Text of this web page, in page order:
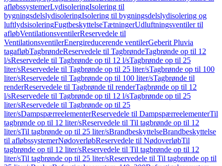
afløbssystemerLydisoleringIsolering til
bygningsdelslydisoleringIsolering til bygningsdelslydisolering og
luftlydsisoleringFugtbeskyttelseTætningerUdluftningsventiler til
afløbVentilationsventilerReservedele til
VentilationsventilerEnergireducerende ventilerGeberit Pluvia
tagafløbTagbrøndeReservedele til TagbrøndeTagbrønde op til 12
l/sReservedele til Tagbrønde op til 12 l/sTagbrønde op til 25
liter/sReservedele til Tagbrønde op til 25 liter/sTagbrønde op til 100
liter/sReservedele til Tagbrønde op til 100 liter/sTagbrønde til
renderReservedele til Tagbrønde til renderTagbrønde op til 12
l/sReservedele til Tagbrønde op til 12 l/sTagbrønde op til 25
liter/sReservedele til Tagbrønde op til 25
liter/sDampspærreelementerReservedele til DampspærreelementerTil
tagbrønde op til 12 liter/sReservedele til Til tagbrønde op til 12
liter/sTil tagbrønde op til 25 liter/sBrandbeskyttelseBrandbeskyttelse
til afløbssystemerNødoverløbReservedele til NødoverløbTil
tagbrønde op til 12 liter/sReservedele til Til tagbrønde op til 12
liter/sTil tagbrønde op til 25 liter/sReservedele til Til tagbrønde op til